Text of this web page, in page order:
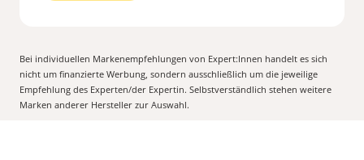
Bei individuellen Markenempfehlungen von Expert:Innen handelt es sich
nicht um finanzierte Werbung, sondern ausschließlich um die jeweilige
Empfehlung des Experten/der Expertin. Selbstverständlich stehen weitere
Marken anderer Hersteller zur Auswahl.